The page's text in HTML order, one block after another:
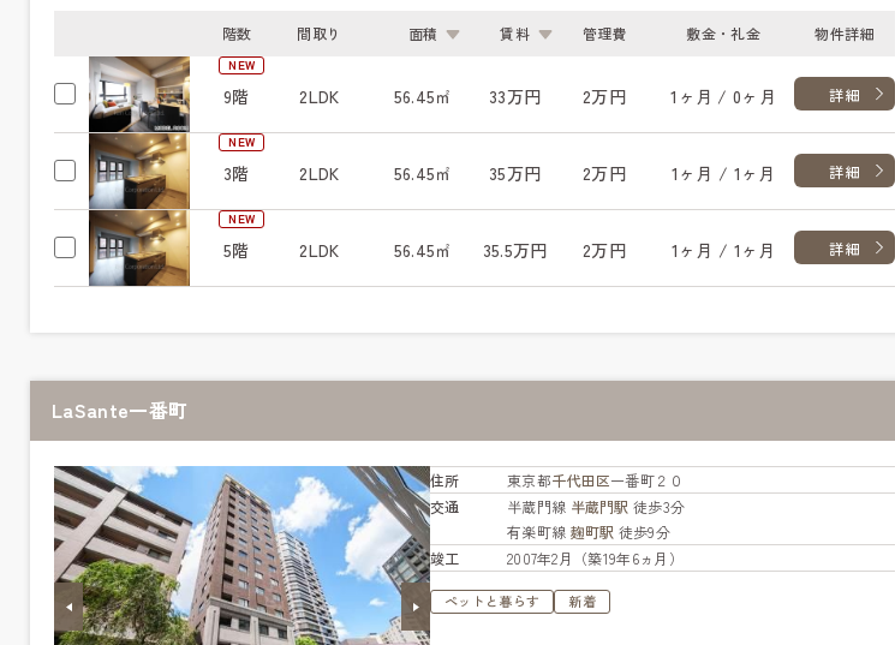
階数 間取り 面積 賃料 管理費 敷金・礼金 物件詳細
NEW
詳細
9階 2LDK 56.45㎡ 33万円 2万円 1ヶ月 / 0ヶ月
NEW
詳細
3階 2LDK 56.45㎡ 35万円 2万円 1ヶ月 / 1ヶ月
NEW
詳細
5階 2LDK 56.45㎡ 35.5万円 2万円 1ヶ月 / 1ヶ月
LaSante一番町
住所 東京都千代田区一番町２０
交通
半蔵門線 半蔵門駅 徒歩3分
有楽町線 麹町駅 徒歩9分
竣工
2007年2月（築19年6ヵ月）
ペットと暮らす 新着